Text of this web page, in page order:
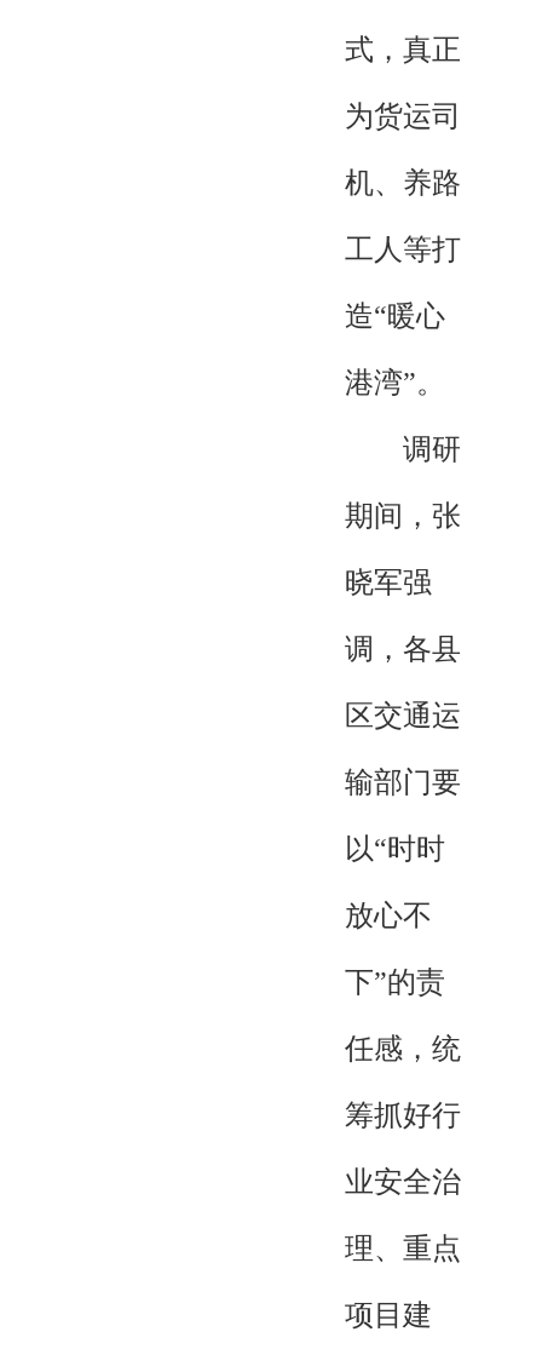
式，真正
为货运司
机、养路
工人等打
造“暖心
港湾”。
调研
期间，张
晓军强
调，各县
区交通运
输部门要
以“时时
放心不
下”的责
任感，统
筹抓好行
业安全治
理、重点
项目建